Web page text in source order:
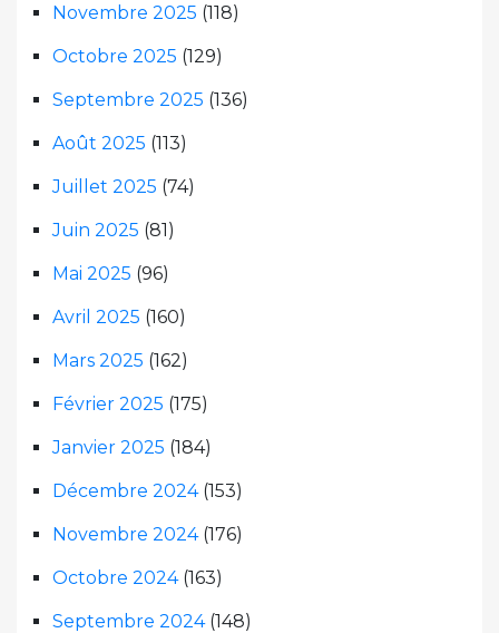
Novembre 2025 (118)
Octobre 2025 (129)
Septembre 2025 (136)
Août 2025 (113)
Juillet 2025 (74)
Juin 2025 (81)
Mai 2025 (96)
Avril 2025 (160)
Mars 2025 (162)
Février 2025 (175)
Janvier 2025 (184)
Décembre 2024(153)
Novembre 2024(176)
Octobre 2024(163)
Septembre 2024(148)